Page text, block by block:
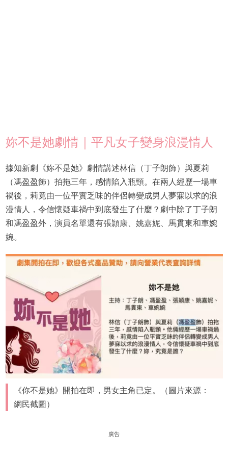
妳不是她劇情｜平凡女子變身浪漫情人
據知新劇《妳不是她》劇情講述林信（丁子朗飾）與夏莉
（馮盈盈飾）拍拖三年，感情陷入瓶頸。在兩人經歷一場車
禍後，莉竟由一位平實乏味的伴侶轉變成男人夢寐以求的浪
漫情人，令信懷疑車禍中到底發生了什麼？劇中除了丁子朗
和馮盈盈外，演員名單還有張頴康、姚嘉妮、馬貫東和車婉
婉。
《你不是她》開拍在即，男女主角已定。（圖片來源：
網民截圖）
廣告